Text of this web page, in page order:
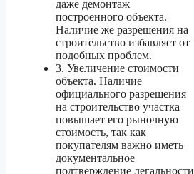
даже демонтаж
построенного объекта.
Наличие же разрешения на
строительство избавляет от
подобных проблем.
3. Увеличение стоимости
объекта. Наличие
официального разрешения
на строительство участка
повышает его рыночную
стоимость, так как
покупателям важно иметь
документальное
подтверждение легальности